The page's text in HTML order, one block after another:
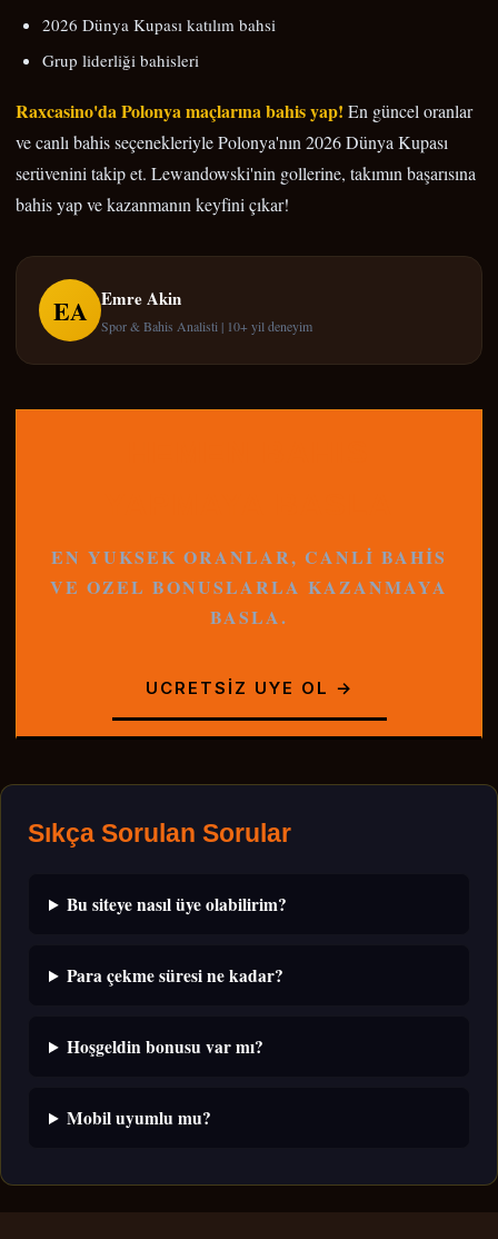
2026 Dünya Kupası katılım bahsi
Grup liderliği bahisleri
Raxcasino'da Polonya maçlarına bahis yap! En güncel oranlar
ve canlı bahis seçenekleriyle Polonya'nın 2026 Dünya Kupası
serüvenini takip et. Lewandowski'nin gollerine, takımın başarısına
bahis yap ve kazanmanın keyfini çıkar!
EA Emre Akin
Spor & Bahis Analisti | 10+ yil deneyim
EN YUKSEK ORANLAR, CANLI BAHIS
VE OZEL BONUSLARLA KAZANMAYA
BASLA.
UCRETSIZ UYE OL →
Sıkça Sorulan Sorular
Bu siteye nasıl üye olabilirim?
Para çekme süresi ne kadar?
Hoşgeldin bonusu var mı?
Mobil uyumlu mu?